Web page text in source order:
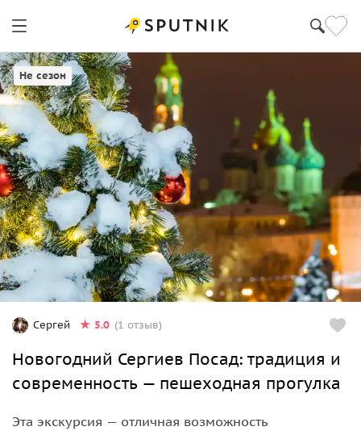
Не сезон
Сергиев Посад
Сергей 5.0 (1 отзыв)
Новогодний Сергиев Посад: традиция и
современность — пешеходная прогулка
Эта экскурсия — отличная возможность